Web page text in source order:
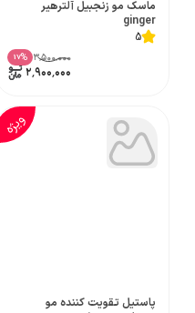
ماسک مو زنجبیل آلترهیر
ginger
5
۳٬۵۰۰٬۰۰۰ %
17
۲٬۹۰۰٬۰۰۰
ویژه
پاستیل تقویت کننده مو